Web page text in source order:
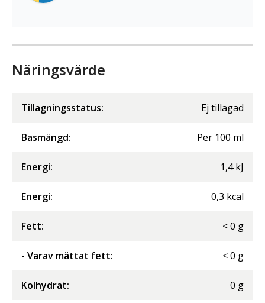
Näringsvärde
Tillagningsstatus: Ej tillagad
Basmängd: Per 100 ml
Energi: 1,4 kJ
Energi: 0,3 kcal
Fett: <0 g
- Varav mättat fett: <0 g
Kolhydrat: 0 g